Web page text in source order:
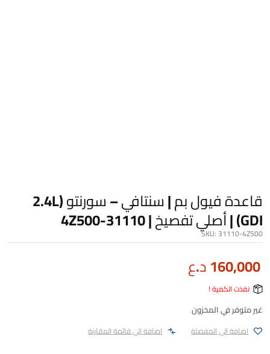
قاعدة فيول بم | سنتافي – سورنتو (2.4L
GDI) | أصلي تفصيخ | 31110-4Z500 SKU:31110-4Z500
160,000د.ع
نفذت الكمية !
غير متوفر في المخزون
اضافة الى المفضلة اضافة الى قائمة المقارنة